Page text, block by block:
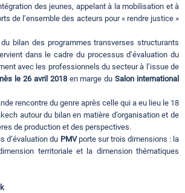
des jeunes, appelant à la mobilisation et à
de l’ensemble des acteurs pour « rendre justice »
bilan des programmes transverses structurants
dans le cadre du processus d’évaluation du
avec les professionnels du secteur à l’issue de
le 26 avril 2018en marge duSalon international
rencontre du genre après celle qui a eu lieu le 18
autour du bilan en matière d’organisation et de
de production et des perspectives.
d’évaluation du PMVporte sur trois dimensions : la
territoriale et la dimension thématiques